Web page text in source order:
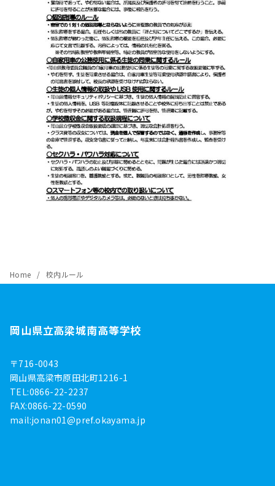
Home 校内ルール
岡山県立高梁城南高等学校
〒716-0043
岡山県高梁市原田北町1216-1
TEL:0866-22-2237
FAX:0866-22-0590
mail:jonan01@pref.okayama.jp